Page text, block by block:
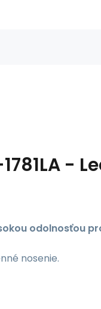
-
odolnosťou
nosenie.